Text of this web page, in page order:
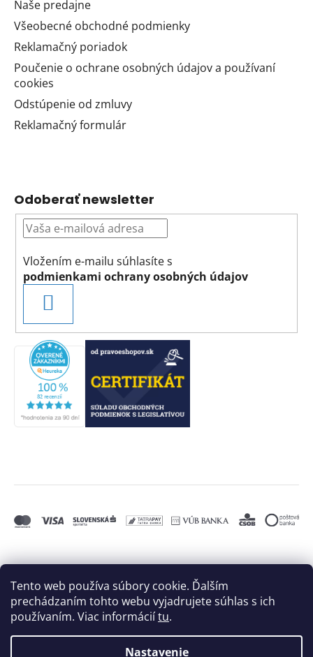
Tento web používa súbory cookie. Ďalším
prechádzaním tohto webu vyjadrujete súhlas s ich
používaním. Viac informáciítu.
Nastavenie
Naše predajne
Všeobecné obchodné podmienky
Reklamačný poriadok
Poučenie o ochrane osobných údajov a používaní
cookies
Odstúpenie od zmluvy
Reklamačný formulár
Odoberať newsletter
Vložením e-mailu súhlasíte s
podmienkami ochrany osobných údajov
SA